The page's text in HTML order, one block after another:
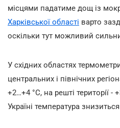
місцями падатиме дощ із
Харківської області варто
оскільки тут можливий
У східних областях
центральних і північних
+2…+4 °С, на решті території -
Україні температура